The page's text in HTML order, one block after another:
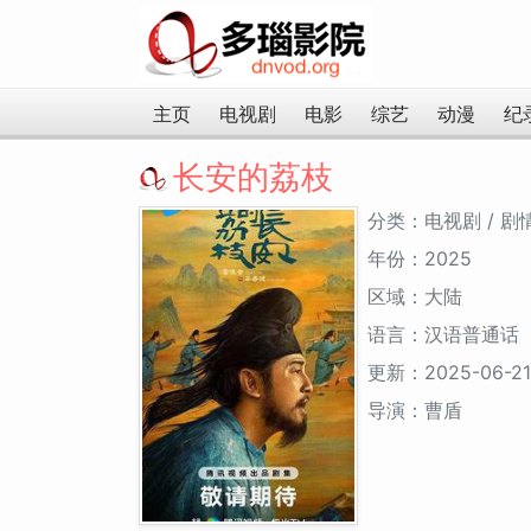
主页 电视剧 电影 综艺 动漫 纪
长安的荔枝
分类：电视剧 / 剧
年份：2025
区域：大陆
语言：汉语普通话
更新：2025-06-21
导演：曹盾